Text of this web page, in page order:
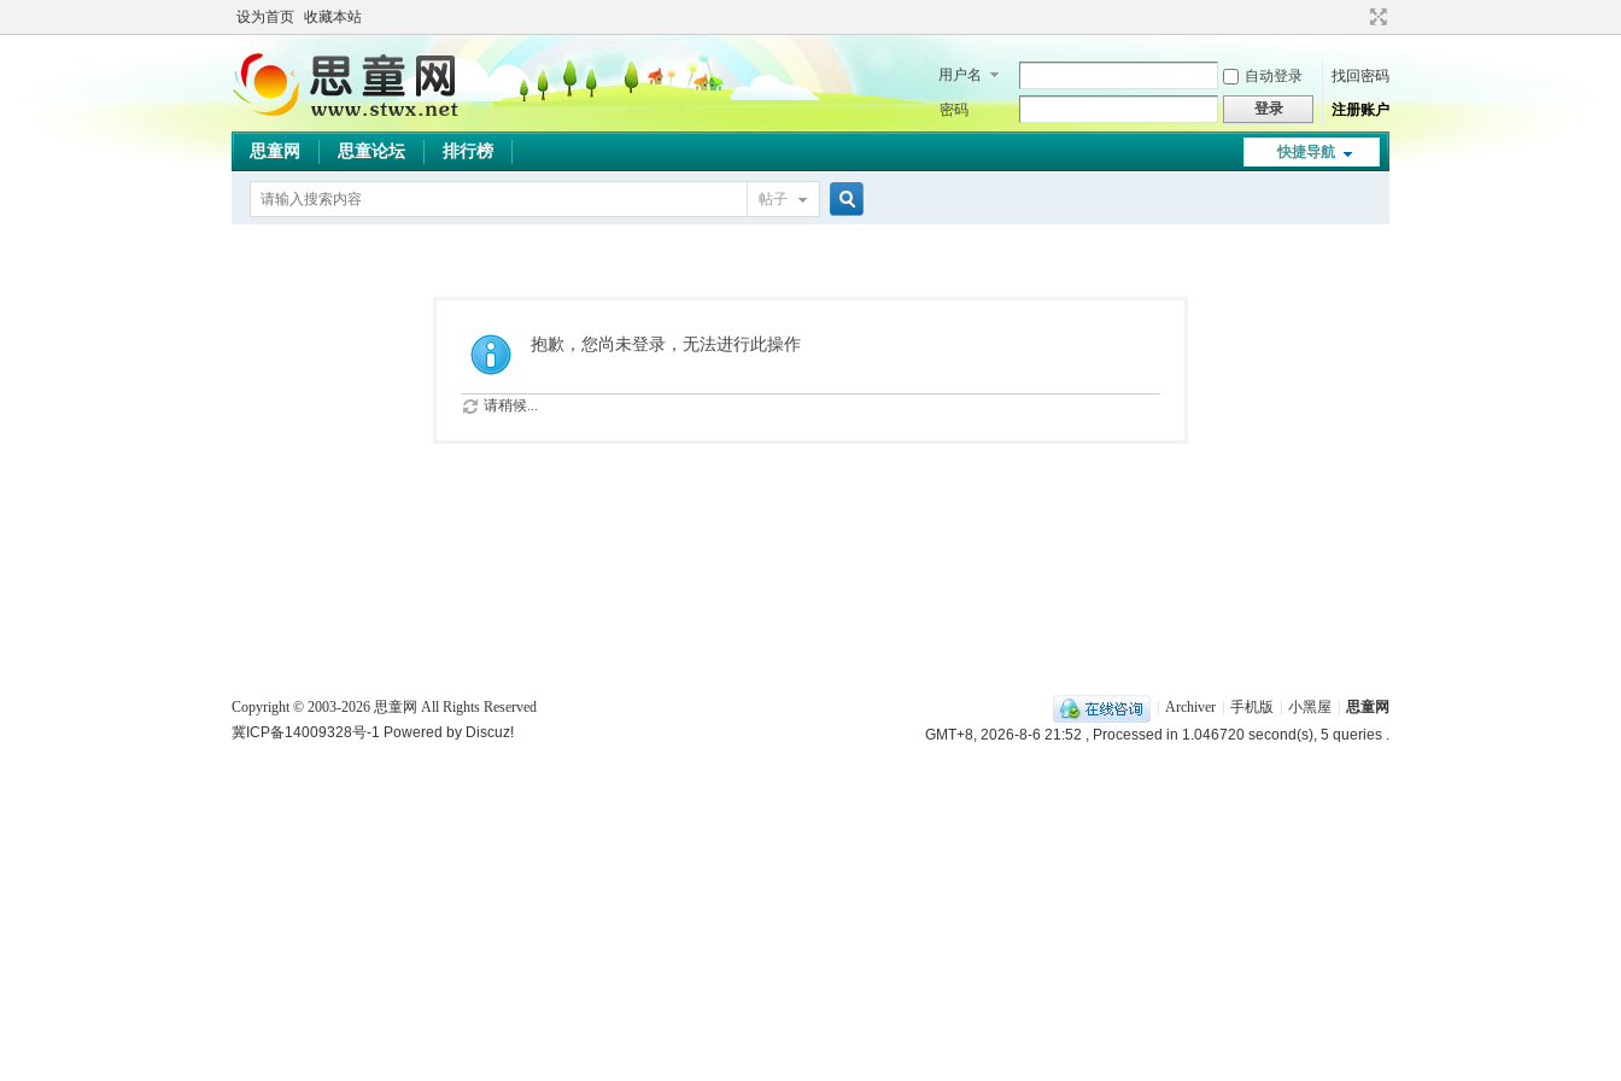
设为首页 收藏本站
用户名 自动登录
找回密码
密码
登录 注册账户
快捷导航
思童网 思童论坛 排行榜
帖子
抱歉，您尚未登录，无法进行此操作
请稍候...
Archiver 手机版 小黑屋
思童网
GMT+8, 2026-8-6 21:52 , Processed in 1.046720 second(s), 5 queries .
Copyright © 2003-2026 思童网 All Rights Reserved
冀ICP备14009328号-1 Powered by Discuz!